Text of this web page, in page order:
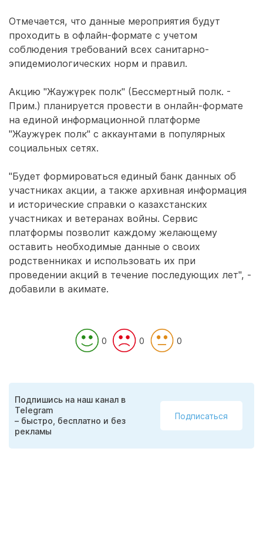
Отмечается, что данные мероприятия будут
проходить в офлайн-формате с учетом
соблюдения требований всех санитарно-
эпидемиологических норм и правил.
Акцию "Жаужүрек полк" (Бессмертный полк. -
Прим.) планируется провести в онлайн-формате
на единой информационной платформе
"Жаужүрек полк" с аккаунтами в популярных
социальных сетях.
"Будет формироваться единый банк данных об
участниках акции, а также архивная информация
и исторические справки о казахстанских
участниках и ветеранах войны. Сервис
платформы позволит каждому желающему
оставить необходимые данные о своих
родственниках и использовать их при
проведении акций в течение последующих лет", -
добавили в акимате.
0 0 0
Подпишись на наш канал в
Telegram
– быстро, бесплатно и без
рекламы
Подписаться